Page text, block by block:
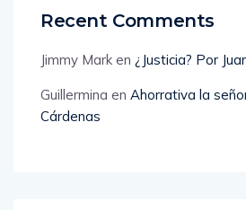
Recent Comments
Jimmy Mark en ¿Justicia? Por
Guillermina en Ahorrativa la
Cárdenas